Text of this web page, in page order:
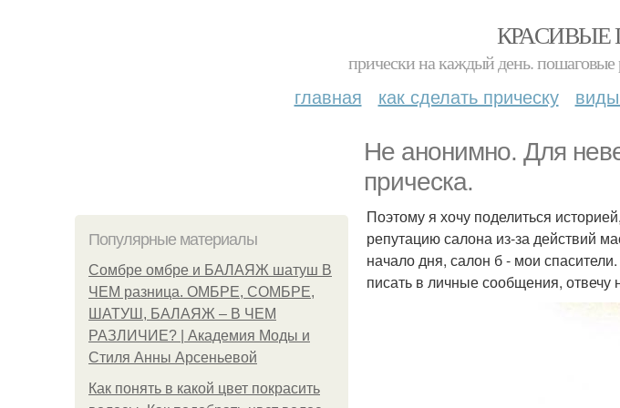
КРАСИВЫЕ
прически на каждый день. пошаговые
главная как сделать прическу
Не анонимно. Для
прическа.
Популярные материалы
Сомбре омбре и БАЛАЯЖ шатуш В
ЧЕМ разница. ОМБРЕ, СОМБРЕ,
ШАТУШ, БАЛАЯЖ – В ЧЕМ
РАЗЛИЧИЕ? | Академия Моды и
Стиля Анны Арсеньевой
Как понять в какой цвет покрасить
Поэтому я хочу поделиться
репутацию салона из-за действий
начало дня, салон б - мои
писать в личные сообщения, отвечу